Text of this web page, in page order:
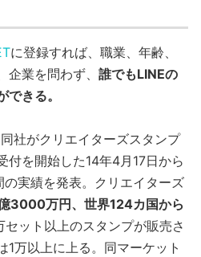
に登録すれば、職業、年齢、
業を問わず、 誰でもLINEの
きる。
社がクリエイターズスタンプ
付を開始した14年4月17日から
実績を発表。クリエイターズ
3000万円、世界124カ国から
セット以上のスタンプが販売さ
1万以上に上る。同マーケット